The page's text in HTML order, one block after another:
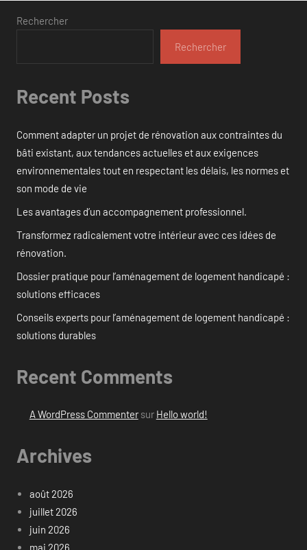
Rechercher
Rechercher
Recent Posts
Comment adapter un projet de rénovation aux contraintes du
bâti existant, aux tendances actuelles et aux exigences
environnementales tout en respectant les délais, les normes et
son mode de vie
Les avantages d’un accompagnement professionnel.
Transformez radicalement votre intérieur avec ces idées de
rénovation.
Dossier pratique pour l’aménagement de logement handicapé :
solutions efficaces
Conseils experts pour l’aménagement de logement handicapé :
solutions durables
Recent Comments
A WordPress Commentersur Hello world!
Archives
août 2026
juillet 2026
juin 2026
mai 2026